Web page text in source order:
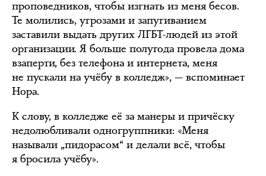
проповедников, чтобы изгнать из меня бесов.
Те молились, угрозами и запугиванием
заставили выдать других ЛГБТ-людей из этой
организации. Я больше полугода провела дома
взаперти, без телефона и интернета, меня
не пускали на учёбу в колледж», — вспоминает
Нора.
К слову, в колледже её за манеры и причёску
недолюбливали одногруппники: «Меня
называли „пидорасом“ и делали всё, чтобы
я бросила учёбу».